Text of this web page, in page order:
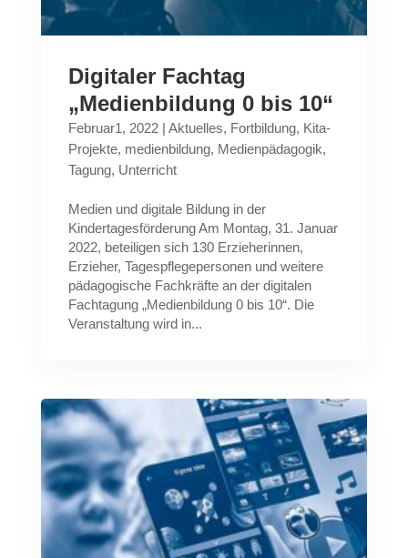
Digitaler Fachtag
„Medienbildung 0 bis 10“
Februar1, 2022| Aktuelles, Fortbildung, Kita-
Projekte, medienbildung, Medienpädagogik,
Tagung, Unterricht
Medien und digitale Bildung in der
Kindertagesförderung Am Montag, 31. Januar
2022, beteiligen sich 130 Erzieherinnen,
Erzieher, Tagespflegepersonen und weitere
pädagogische Fachkräfte an der digitalen
Fachtagung „Medienbildung 0 bis 10“. Die
Veranstaltung wird in...